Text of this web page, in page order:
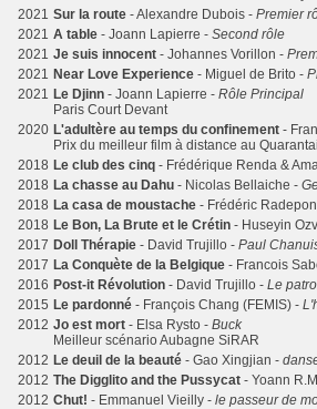
2021 Sur la route - Alexandre Dubois - Premier
2021 A table - Joann Lapierre - Second rôle
2021 Je suis innocent - Johannes Vorillon -
2021 Near Love Experience - Miguel de Brito -
2021 Le Djinn - Joann Lapierre - Rôle Principal
Paris Court Devant
2020 L'adultère au temps du confinement -
Prix du meilleur film à distance au
2018 Le club des cinq - Frédérique Renda &
2018 La chasse au Dahu - Nicolas Bellaiche -
2018 La casa de moustache - Frédéric
2018 Le Bon, La Brute et le Crétin - Huseyin
2017 Doll Thérapie - David Trujillo - Paul
2017 La Conquète de la Belgique - Francois
2016 Post-it Révolution - David Trujillo - Le
2015 Le pardonné - François Chang (FEMIS) -
2012 Jo est mort - Elsa Rysto - Buck
Meilleur scénario Aubagne SiRAR
2012 Le deuil de la beauté - Gao Xingjian -
2012 The Digglito and the Pussycat - Yoann
2012 Chut! - Emmanuel Vieilly - le passeur de